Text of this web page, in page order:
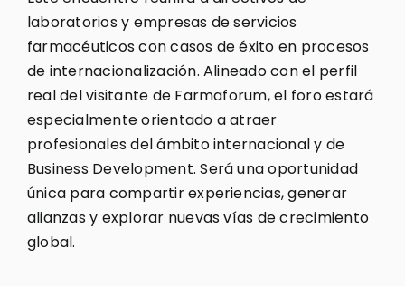
laboratorios y empresas de servicios
farmacéuticos con casos de éxito en procesos
de internacionalización. Alineado con el perfil
real del visitante de Farmaforum, el foro estará
especialmente orientado a atraer
profesionales del ámbito internacional y de
Business Development. Será una oportunidad
única para compartir experiencias, generar
alianzas y explorar nuevas vías de crecimiento
global.